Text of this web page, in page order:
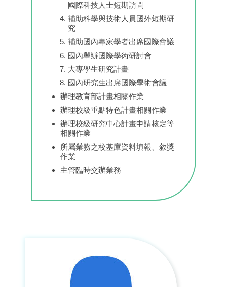
國際科技人士短期訪問
補助科學與技術人員國外短期研
究
補助國內專家學者出席國際會議
國內舉辦國際學術研討會
大專學生研究計畫
國內研究生出席國際學術會議
辦理教育部計畫相關作業
辦理校級重點特色計畫相關作業
辦理校級研究中心計畫申請核定等
相關作業
所屬業務之校基庫資料填報、敘獎
作業
主管臨時交辦業務